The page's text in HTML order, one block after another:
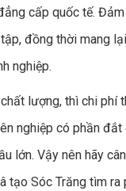
cấp quốc tế.
đồng thời mang
nghiệp.
lượng, thì chi phí
nghiệp có phần
lớn. Vậy nên hãy
tạo Sóc Trăng tìm